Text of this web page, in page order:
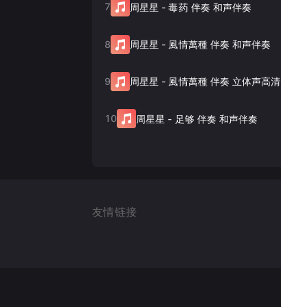
7 周星星 -毒药 伴奏 和声伴奏
8 周星星 - 風情萬種 伴奏 和声伴奏
9 周星星 - 風情萬種 伴奏 立体声高清
10 周星星 - 足够 伴奏 和声伴奏
友情链接